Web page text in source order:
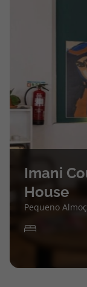
Imani
House
Pequeno